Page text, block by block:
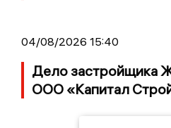
04/08/2026 15:40
Дело застройщика
ООО «Капитал